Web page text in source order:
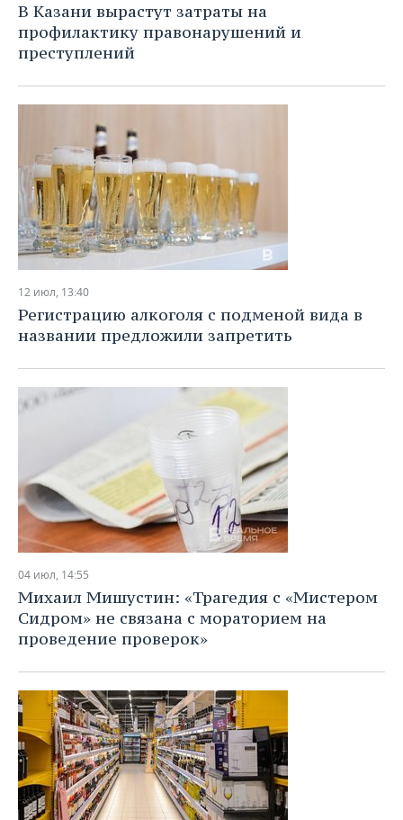
В Казани вырастут затраты на
профилактику правонарушений и
преступлений
12 июл, 13:40
Регистрацию алкоголя с подменой вида в
названии предложили запретить
04 июл, 14:55
Михаил Мишустин: «Трагедия с «Мистером
Сидром» не связана с мораторием на
проведение проверок»